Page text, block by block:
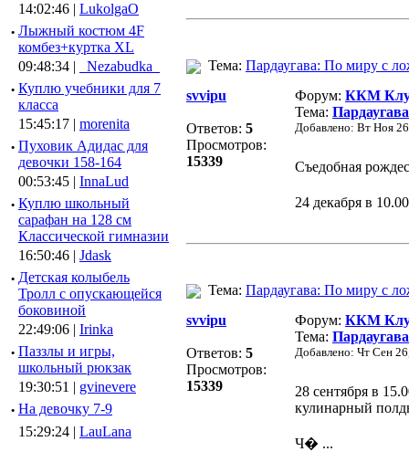
14:02:46 | LukolgaO
· Лыжный костюм 4F
комбез+куртка XL
09:48:34 |
_Nezabudka_
· Куплю учебники для 7
класса
15:45:17 | morenita
· Пуховик Адидас для
девочки 158-164
00:53:45 | InnaLud
· Куплю школьный
сарафан на 128 см
Классической гимназии
16:50:46 | Jdask
· Детская колыбель
Тролл с опускающейся
боковиной
22:49:06 | Irinka
· Паззлы и игры,
школьный рюкзак
19:30:51 | gvinevere
· Hа девочку 7-9
15:29:24 | LauLana
Тема: Пардаугава: По миру с
svvipu
Ответов: 5
Просмотров:
15339
Форум: ККМ
Тема:
Добавлено: Вт Ноя
Съедобная
24 декабря в
Тема: Пардаугава: По миру с
svvipu
Ответов: 5
Просмотров:
15339
Форум: ККМ
Тема:
Добавлено: Чт Сен
28 сентября в
кулинарный
Ч� ...